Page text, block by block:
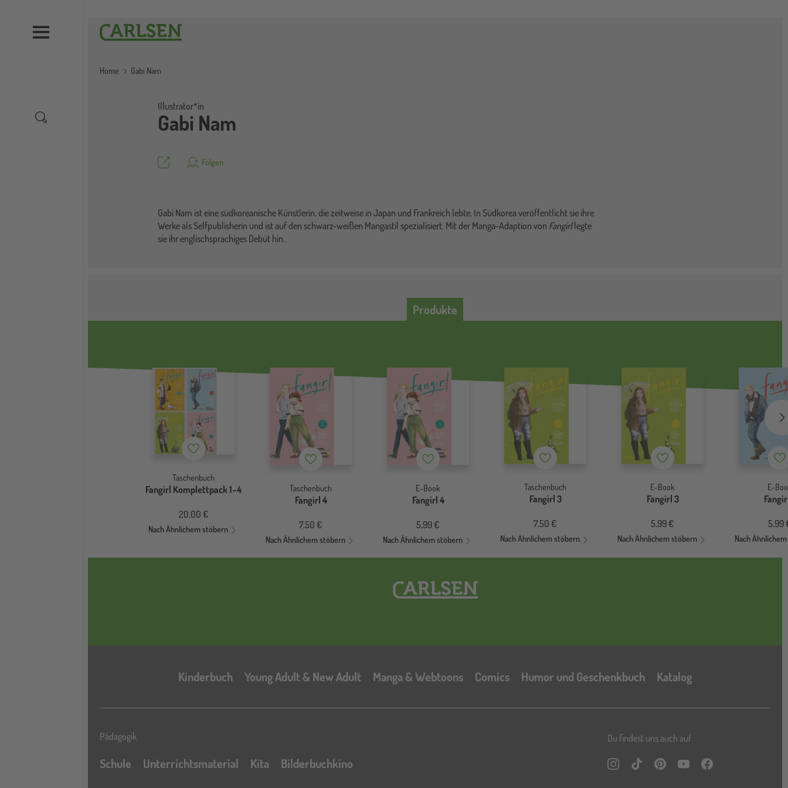
Carlsen
Home Gabi Nam
Gabi Nam
Illustrator*in
Teilen Folgen
Gabi Nam ist eine südkoreanische Künstlerin, die zeitweise in Japan und Frankreich lebte. In Südkorea veröffentlicht sie ihre
Werke als Selfpublisherin und ist auf den schwarz-weißen Mangastil spezialisiert. Mit der Manga-Adaption von Fangirl legte
sie ihr englischsprachiges Debüt hin.
Produkte
Merkzettel
Taschenbuch
Fangirl Komplettpack 1–4
20,00 €
Nach Ähnlichem stöbern
Merkzettel
Taschenbuch
Fangirl 4
7,50 €
Nach Ähnlichem stöbern
Merkzettel
E-Book
Fangirl 4
5,99 €
Nach Ähnlichem stöbern
Merkzettel
Taschenbuch
Fangirl 3
7,50 €
Nach Ähnlichem stöbern
Merkzettel
E-Book
Fangirl 3
5,99 €
Nach Ähnlichem stöbern
E-
5,99
Nach
Hauptnavigation
Kinderbuch Young Adult & New Adult Manga & Webtoons Comics Humor und Geschenkbuch Katalog
Katalog
Pädagogik
Schule Unterrichtsmaterial Kita Bilderbuchkino
Du findest uns auch auf
Instagram
TikTokPinterestYouTubeFacebook